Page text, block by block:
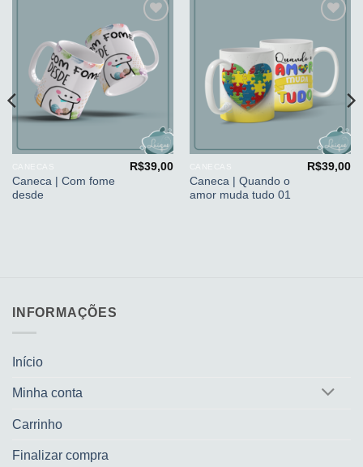
Adicionar
aos
meus
desejos
Caneca | Com fome
desde
R$39,00
meus
desejos
Caneca | Quando o
amor muda tudo 01
R$39,00
INFORMAÇÕES
Início
Minha conta
Carrinho
Finalizar compra